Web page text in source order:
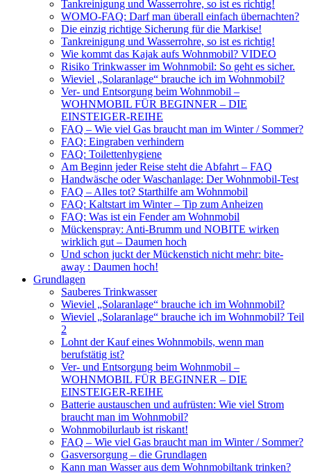
Tankreinigung und Wasserrohre, so ist es richtig!
WOMO-FAQ: Darf man überall einfach übernachten?
Die einzig richtige Sicherung für die Markise!
Tankreinigung und Wasserrohre, so ist es richtig!
Wie kommt das Kajak aufs Wohnmobil? VIDEO
Risiko Trinkwasser im Wohnmobil: So geht es sicher.
Wieviel „Solaranlage“ brauche ich im Wohnmobil?
Ver- und Entsorgung beim Wohnmobil –
WOHNMOBIL FÜR BEGINNER – DIE
EINSTEIGER-REIHE
FAQ – Wie viel Gas braucht man im Winter / Sommer?
FAQ: Eingraben verhindern
FAQ: Toilettenhygiene
Am Beginn jeder Reise steht die Abfahrt – FAQ
Handwäsche oder Waschanlage: Der Wohnmobil-Test
FAQ – Alles tot? Starthilfe am Wohnmobil
FAQ: Kaltstart im Winter – Tip zum Anheizen
FAQ: Was ist ein Fender am Wohnmobil
Mückenspray: Anti-Brumm und NOBITE wirken
wirklich gut – Daumen hoch
Und schon juckt der Mückenstich nicht mehr: bite-
away : Daumen hoch!
Grundlagen
Sauberes Trinkwasser
Wieviel „Solaranlage“ brauche ich im Wohnmobil?
Wieviel „Solaranlage“ brauche ich im Wohnmobil? Teil
2
Lohnt der Kauf eines Wohnmobils, wenn man
berufstätig ist?
Ver- und Entsorgung beim Wohnmobil –
WOHNMOBIL FÜR BEGINNER – DIE
EINSTEIGER-REIHE
Batterie austauschen und aufrüsten: Wie viel Strom
braucht man im Wohnmobil?
Wohnmobilurlaub ist riskant!
FAQ – Wie viel Gas braucht man im Winter / Sommer?
Gasversorgung – die Grundlagen
Kann man Wasser aus dem Wohnmobiltank trinken?